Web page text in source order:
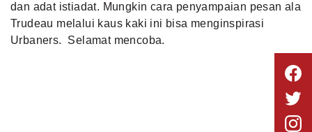
dan adat istiadat. Mungkin cara penyampaian pesan ala
Trudeau melalui kaus kaki ini bisa menginspirasi
Urbaners. Selamat mencoba.